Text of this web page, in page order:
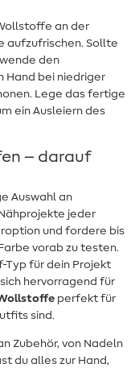
an der
aufzufrischen. Sollte
den
Hand bei niedriger
Lege das fertige
ein Ausleiern des
– darauf
Auswahl an
jeder
und fordere bis
vorab zu testen.
Typ für dein Projekt
hervorragend für
perfekt für
sind.
Zubehör, von Nadeln
du alles zur Hand,